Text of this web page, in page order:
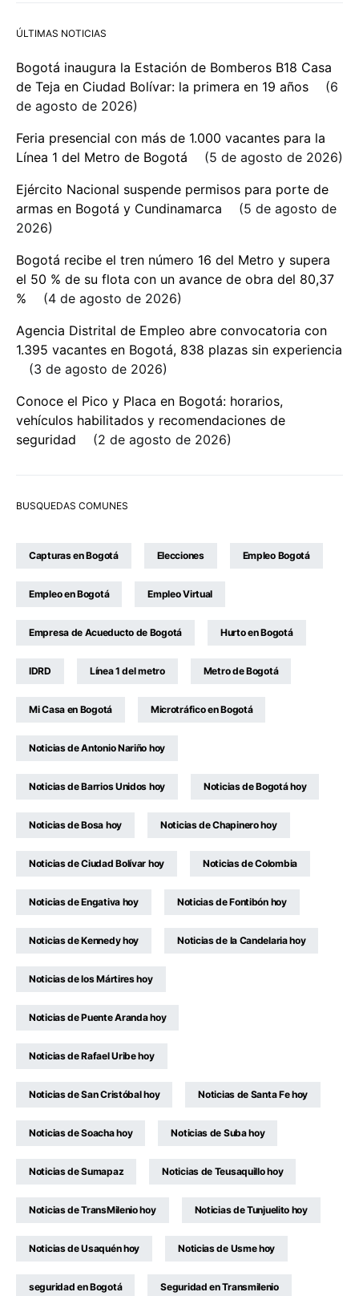
ÚLTIMAS NOTICIAS
Bogotá inaugura la Estación de Bomberos B18 Casa
de Teja en Ciudad Bolívar: la primera en 19 años
6
de agosto de 2026
Feria presencial con más de 1.000 vacantes para la
Línea 1 del Metro de Bogotá
5 de agosto de 2026
Ejército Nacional suspende permisos para porte de
armas en Bogotá y Cundinamarca
5 de agosto de
2026
Bogotá recibe el tren número 16 del Metro y supera
el 50 % de su flota con un avance de obra del 80,37
%
4 de agosto de 2026
Agencia Distrital de Empleo abre convocatoria con
1.395 vacantes en Bogotá, 838 plazas sin experiencia
3 de agosto de 2026
Conoce el Pico y Placa en Bogotá: horarios,
vehículos habilitados y recomendaciones de
seguridad
2 de agosto de 2026
BUSQUEDAS COMUNES
Capturas en Bogotá Elecciones Empleo Bogotá
Empleo en Bogotá Empleo Virtual
Empresa de Acueducto de Bogotá Hurto en Bogotá
IDRD Línea 1 del metro Metro de Bogotá
Mi Casa en Bogotá Microtráfico en Bogotá
Noticias de Antonio Nariño hoy
Noticias de Barrios Unidos hoy Noticias de Bogotá hoy
Noticias de Bosa hoy Noticias de Chapinero hoy
Noticias de Ciudad Bolívar hoy Noticias de Colombia
Noticias de Engativa hoy Noticias de Fontibón hoy
Noticias de Kennedy hoy Noticias de la Candelaria hoy
Noticias de los Mártires hoy
Noticias de Puente Aranda hoy
Noticias de Rafael Uribe hoy
Noticias de San Cristóbal hoy Noticias de Santa Fe hoy
Noticias de Soacha hoy Noticias de Suba hoy
Noticias de Sumapaz Noticias de Teusaquillo hoy
Noticias de TransMilenio hoy Noticias de Tunjuelito hoy
Noticias de Usaquén hoy Noticias de Usme hoy
seguridad en Bogotá Seguridad en Transmilenio